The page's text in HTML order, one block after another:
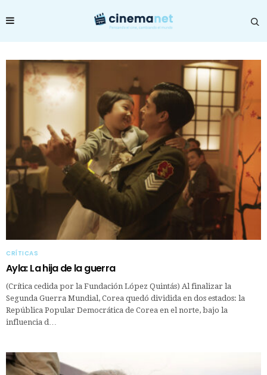
CRÍTICAS
Ayla: La hija de la guerra
(Crítica cedida por la Fundación López Quintás) Al finalizar la
Segunda Guerra Mundial, Corea quedó dividida en dos estados: la
República Popular Democrática de Corea en el norte, bajo la
influencia d…